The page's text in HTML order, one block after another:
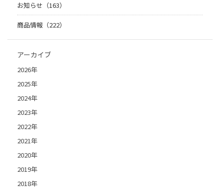
お知らせ（163）
商品情報（222）
アーカイブ
2026年
2025年
2024年
2023年
2022年
2021年
2020年
2019年
2018年